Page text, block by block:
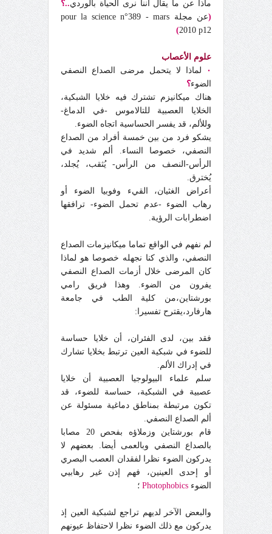
ماذا عن ما يقال أننا نرى الحياة بالوردي..؟
(
عن مجلة pour la science n°389 - mars
2010 p12
)
علوم الأعصاب
٠
لماذا لا يتحمل مرضى الصداع النصفي
الضوء؟
هناك ميكانيزم تشترك فيه خلايا الشبكية،
الخلايا العصبية للتالاموس -في الدماغ-
وللألم، قد يفسر الحساسية اتجاه الضوء.
يشكو فرد من بين خمسة أفراد من الصداع
النصفي، خصوصا النساء. ألم شديد في
الرأس-النصف من الرأس- يُثقب، يُجلد،
يُخترق.
أعراض الغثيان، القيء وفوبيا الضوء أو
رهاب الضوء -عدم تحمل الضوء- ترافقها
اضطرابات الرؤية.
لم نفهم في الواقع تماما ميكانيزمات الصداع
النصفي، والذي كنا نجهله خصوصا هو لماذا
كان المرضى خلال أزمات الصداع النصفي
يفرون من الضوء. وهذا فريق رامي
بورشتاين،من كلية الطب في جامعة
هارفارد،يقترح تفسيرا:
فقد بين، لدى الفئران، أن خلايا حساسة
للضوء في شبكية العين ترتبط بخلايا تشارك
في إدراك الألم.
سلم علماء البيولوجيا العصبية أن خلايا
عصبية في الشبكية، حساسة للضوء، قد
تكون مرتبطة بمناطق دماغية مسئولة عن
ألم الصداع النصفي.
قام بورشتاين وزملاؤه بفحص 20 مصابا
بالصداع النصفي وبالعمى أيضا. بعضهم لا
يدركون الضوء نظرا لفقدان العصب البصري
أو إحدى العينين، فهم إذن غير رهابيي
الضوء
؛
والبعض الآخر لديهم تراجع لشبكية العين إذ
يدركون مع ذلك الضوء نظرا لاحتفاظ عيونهم